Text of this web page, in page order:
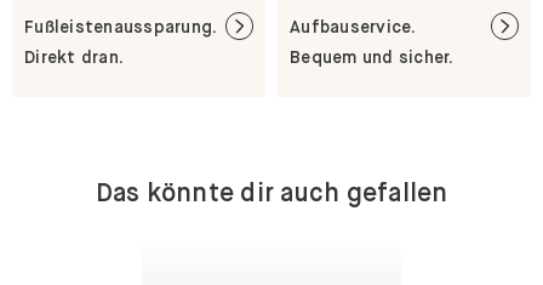
Fußleistenaussparung.
Direkt dran.
Aufbauservice.
Bequem und sicher.
Das könnte dir auch gefallen